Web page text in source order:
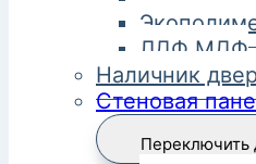
ЛДФ МДФ
Наличник
Стеновая